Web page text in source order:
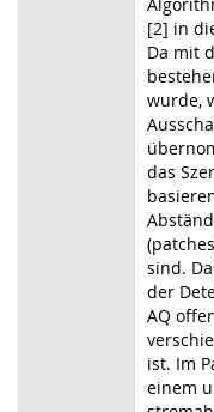
[2] in
Da mit
wurde,
das
sind.
der
AQ
ist. Im
einem